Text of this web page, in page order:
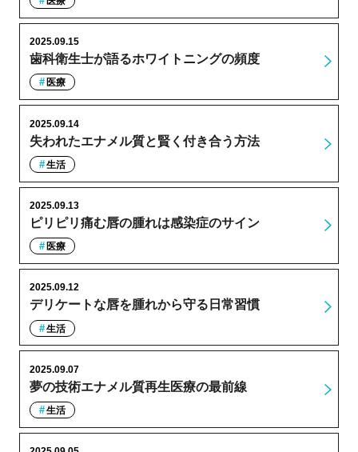
歯科衛生士が語るホワイトニングの頻度
2025.09.15
医療
失われたエナメル質と賢く付き合う方法
2025.09.14
生活
ピリピリ痛む唇の腫れは感染症のサイン
2025.09.13
医療
デリケートな唇を腫れから守る日常習慣
2025.09.12
生活
夢の技術エナメル質再生医療の最前線
2025.09.07
生活